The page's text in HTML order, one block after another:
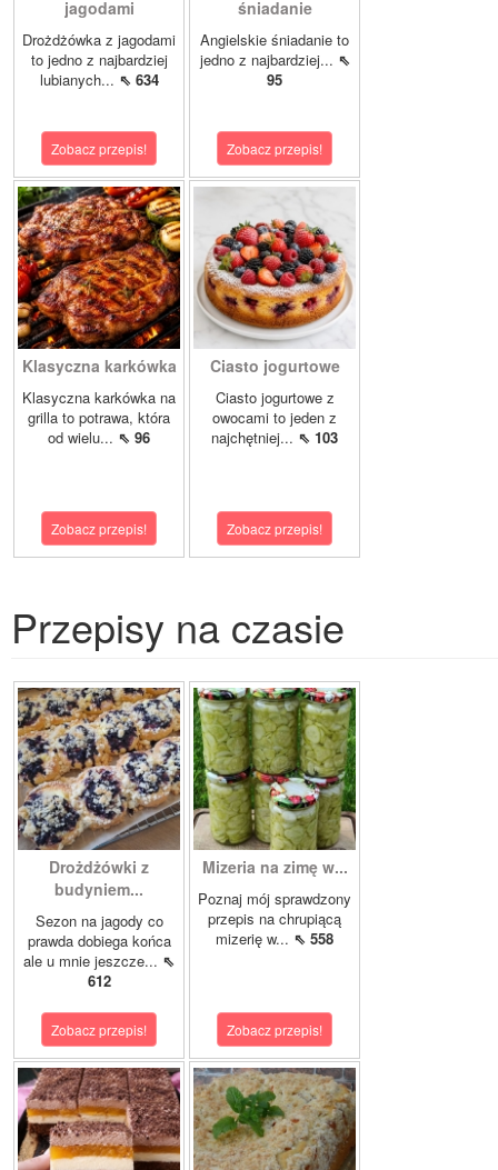
jagodami
Drożdżówka z jagodami
to jedno z najbardziej
lubianych... ⇖ 634
Zobacz przepis!
śniadanie
Angielskie śniadanie to
jedno z najbardziej... ⇖
95
Zobacz przepis!
Klasyczna karkówka
Klasyczna karkówka na
grilla to potrawa, która
od wielu... ⇖ 96
Zobacz przepis!
Ciasto jogurtowe
Ciasto jogurtowe z
owocami to jeden z
najchętniej... ⇖ 103
Zobacz przepis!
Przepisy na czasie
Drożdżówki z
budyniem...
Sezon na jagody co
prawda dobiega końca
ale u mnie jeszcze... ⇖
612
Zobacz przepis!
Mizeria na zimę w...
Poznaj mój sprawdzony
przepis na chrupiącą
mizerię w... ⇖ 558
Zobacz przepis!